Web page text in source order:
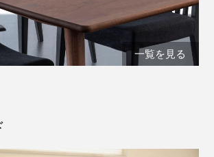
一覧を見る